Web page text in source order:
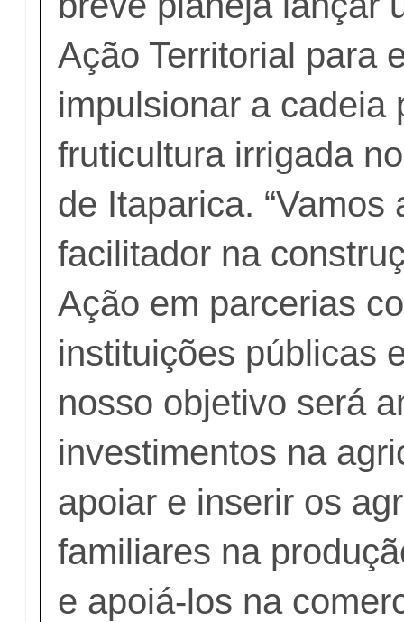
Ação Territorial para
impulsionar a cadeia
fruticultura irrigada
de Itaparica. “Vamos
facilitador na
Ação em parcerias
instituições públicas
nosso objetivo será
investimentos na
apoiar e inserir os
familiares na
e apoiá-los na